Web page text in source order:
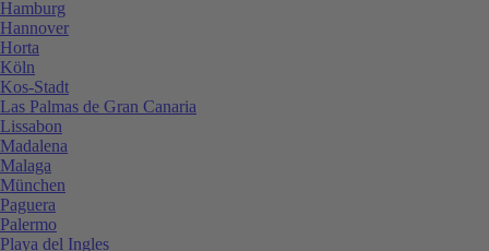
Hamburg
Hannover
Horta
Köln
Kos-Stadt
Las Palmas de Gran Canaria
Lissabon
Madalena
Malaga
München
Paguera
Palermo
Playa del Ingles